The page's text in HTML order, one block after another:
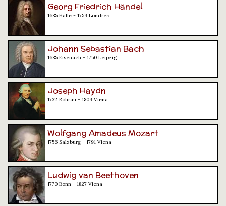
Georg Friedrich Händel
1685 Halle - 1759 Londres
Johann Sebastian Bach
1685 Eisenach - 1750 Leipzig
Joseph Haydn
1732 Rohrau - 1809 Viena
Wolfgang Amadeus Mozart
1756 Salzburg - 1791 Viena
Ludwig van Beethoven
1770 Bonn - 1827 Viena